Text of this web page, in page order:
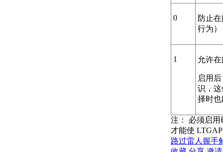
0
防止
行为）
1 允许
启用
识，
择时
注：
必须启用
才能使
路过雷人 握手